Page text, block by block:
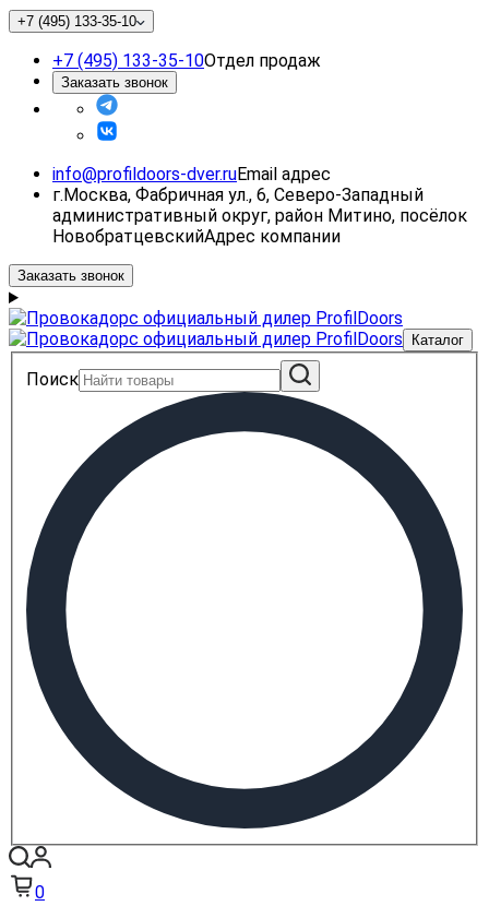
+7 (495) 133-35-10
+7 (495) 133-35-10Отдел продаж
Заказать звонок
info@profildoors-dver.ruEmail адрес
г.Москва, Фабричная ул., 6, Северо-Западный
административный округ, район Митино, посёлок
НовобратцевскийАдрес компании
Заказать звонок
Каталог
Поиск
0